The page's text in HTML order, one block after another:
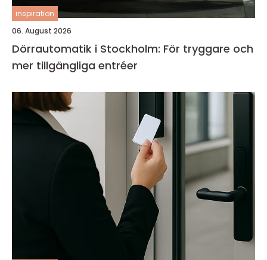
inspiration
06. August 2026
Dörrautomatik i Stockholm: För tryggare och
mer tillgängliga entréer